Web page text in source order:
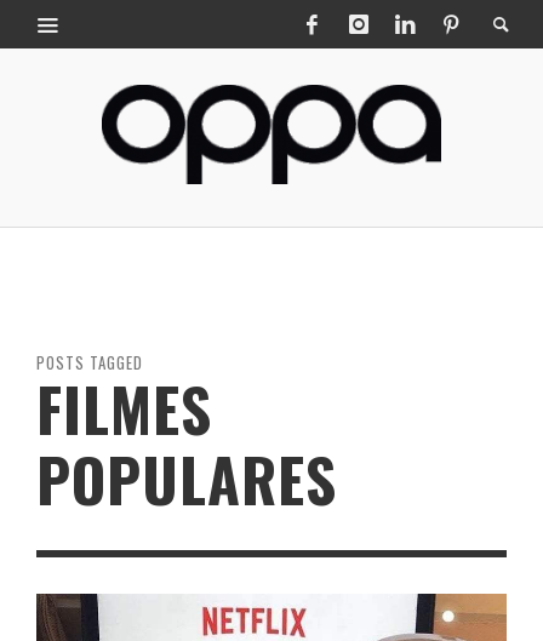
POSTS TAGGED
FILMES
POPULARES